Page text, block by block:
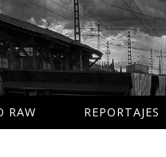
RAW REPORTAJES